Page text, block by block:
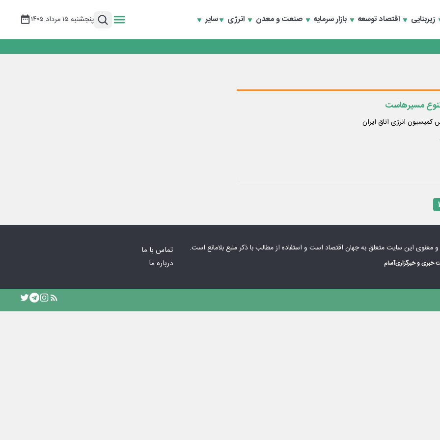
زیربنایی اقتصاد توسعه بازار سرمایه صنعت و معدن انرژی سایر پنجشنبه ۱۵ مرداد ۱۴۰۵
انرژی‌های نو و تجدیدپذیر با حضور استاندار اصفهان
تنوع مسیرهاست
انرژی اتاق ایران
۱
معنوی این سایت متعلق بهجهان اقتصاد است و استفاده از مطالب با ذکر منبع بلامانع است.
خبری و خبرگزاریآسام
تماس با ما
درباره ما